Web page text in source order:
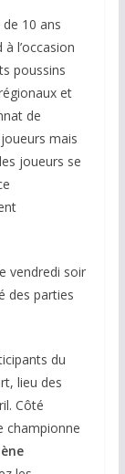
10 ans
l’occasion
poussins
et
de
mais
joueurs se
vendredi soir
des parties
du
lieu des
Côté
championne